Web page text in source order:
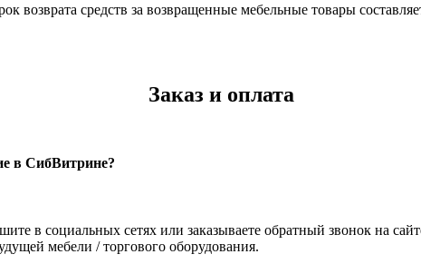
возврата средств за возвращенные мебельные товары
Заказ и оплата
в СибВитрине?
в социальных сетях или заказываете обратный звонок на
мебели / торгового оборудования.